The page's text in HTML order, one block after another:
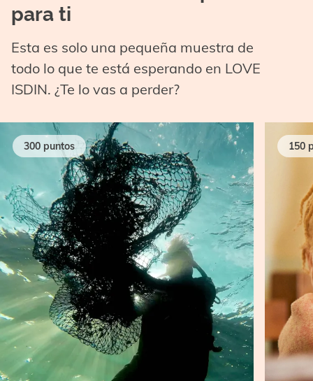
para ti
Esta es solo una pequeña muestra de
todo lo que te está esperando en LOVE
ISDIN. ¿Te lo vas a perder?
300 puntos 150